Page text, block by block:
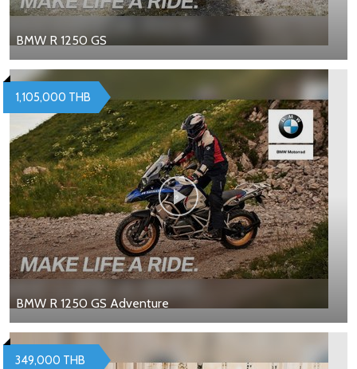
BMW R 1250 GS
BMW R 1250 GS Adventure
1,105,000 THB
349,000 THB